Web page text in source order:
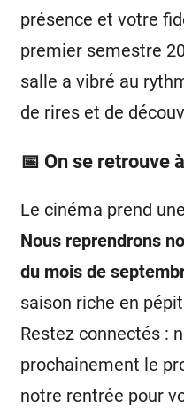
présence et votre
premier semestre
salle a vibré au
de rires et de
📅 On se retrouve
Le cinéma prend
Nous reprendrons
du mois de
saison riche en
Restez connectés :
prochainement le
notre rentrée pour